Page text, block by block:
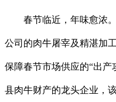
春节临近，年味愈浓。
公司的肉牛屠宰及精湛加
保障春节市场供应的“出
县肉牛财产的龙头企业，